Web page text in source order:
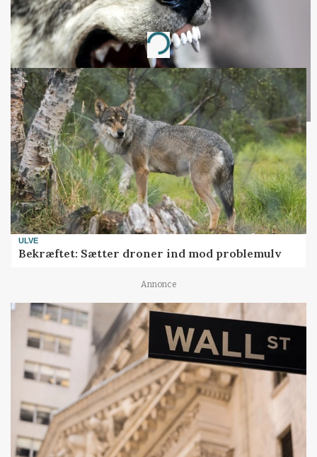
Annonce
Loading...
ULVE
Bekræftet: Sætter droner ind mod problemulv
Annonce